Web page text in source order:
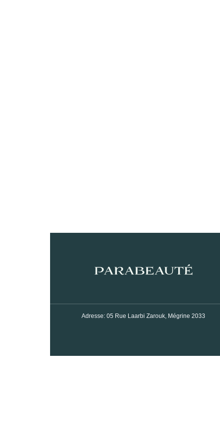
Adresse: 05 Rue Laarbi Zarouk, Mégrine 2033